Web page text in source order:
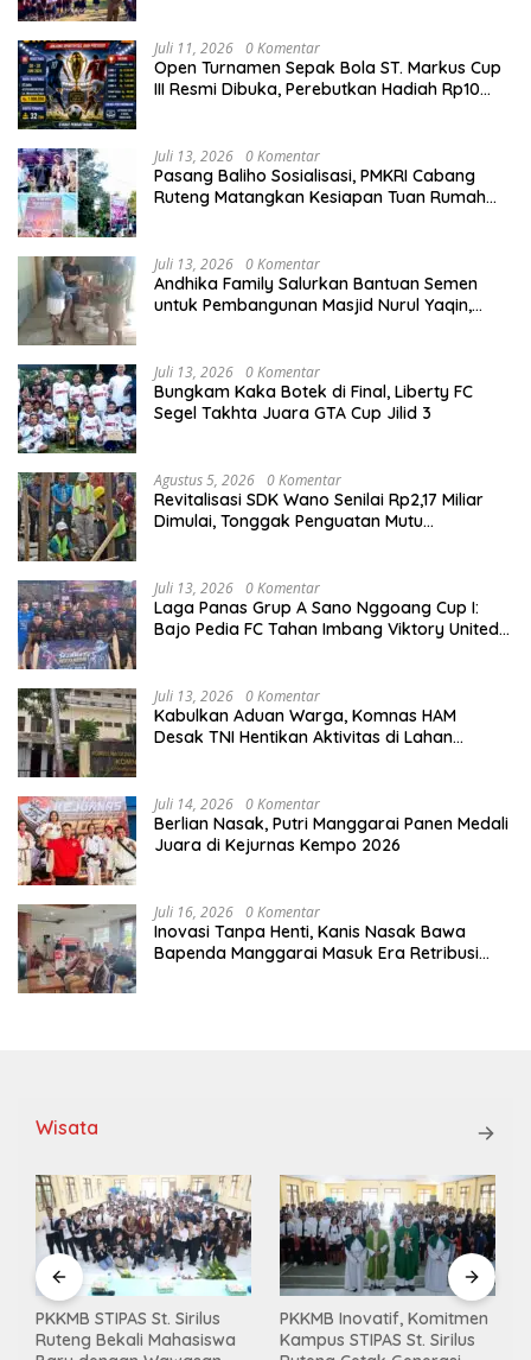
Juli 11, 2026 0 Komentar
Open Turnamen Sepak Bola ST. Markus Cup
III Resmi Dibuka, Perebutkan Hadiah Rp10
Juli 13, 2026 0 Komentar
Pasang Baliho Sosialisasi, PMKRI Cabang
Ruteng Matangkan Kesiapan Tuan Rumah
Juli 13, 2026 0 Komentar
Andhika Family Salurkan Bantuan Semen
untuk Pembangunan Masjid Nurul Yaqin,
Juli 13, 2026 0 Komentar
Bungkam Kaka Botek di Final, Liberty FC
Segel Takhta Juara GTA Cup Jilid 3
Agustus 5, 2026 0 Komentar
Revitalisasi SDK Wano Senilai Rp2,17 Miliar
Dimulai, Tonggak Penguatan Mutu
Juli 13, 2026 0 Komentar
Laga Panas Grup A Sano Nggoang Cup I:
Bajo Pedia FC Tahan Imbang Viktory United
Juli 13, 2026 0 Komentar
Kabulkan Aduan Warga, Komnas HAM
Desak TNI Hentikan Aktivitas di Lahan
Juli 14, 2026 0 Komentar
Berlian Nasak, Putri Manggarai Panen Medali
Juara di Kejurnas Kempo 2026
Juli 16, 2026 0 Komentar
Inovasi Tanpa Henti, Kanis Nasak Bawa
Bapenda Manggarai Masuk Era Retribusi
Wisata
PKKMB STIPAS St. Sirilus
Ruteng Bekali Mahasiswa
PKKMB Inovatif, Komitmen
Kampus STIPAS St. Sirilus